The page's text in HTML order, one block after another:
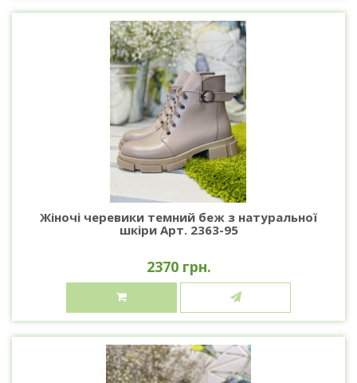
Жіночі черевики темний беж з натуральної
шкіри Арт. 2363-95
2370 грн.